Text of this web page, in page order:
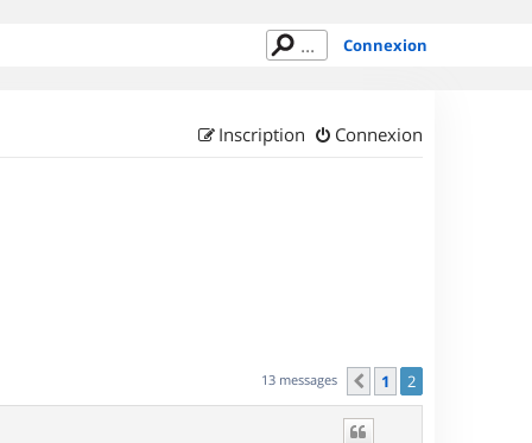
Connexion
Connexion
Inscription
13 messages Précédent
1 2